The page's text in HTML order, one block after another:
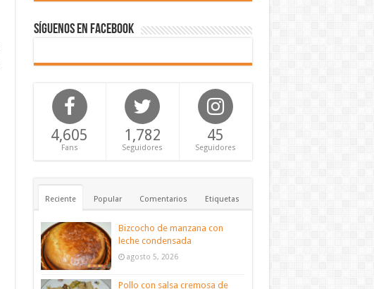
Síguenos en Facebook
4,605
Fans
1,782
Seguidores
45
Seguidores
Reciente Popular Comentarios Etiquetas
Bizcocho de manzana con
leche condensada
agosto 5, 2026
Pollo con salsa cremosa de